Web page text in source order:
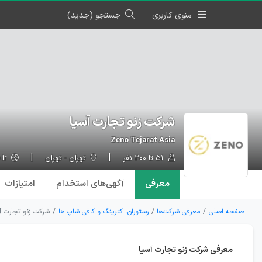
منوی کاربری جستجو (جدید)
شرکت زنو تجارت آسیا
Zeno Tejarat Asia
تهران - تهران zeno.ir
معرفی آگهی‌های استخدام امتیازات
صفحه اصلی معرفی شرکت‌ها رستوران، کترینگ و کافی شاپ ها شرکت زنو تجارت
معرفی شرکت زنو تجارت آسیا